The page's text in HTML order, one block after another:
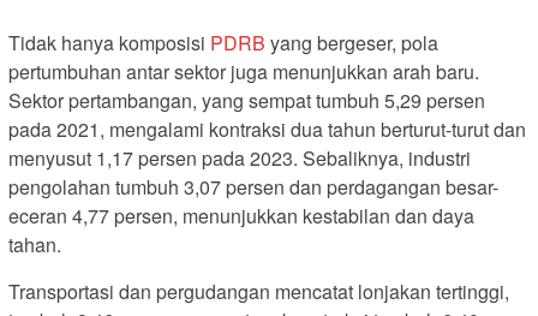
Tidak hanya komposisi PDRB yang bergeser, pola
pertumbuhan antar sektor juga menunjukkan arah baru.
Sektor pertambangan, yang sempat tumbuh 5,29 persen
pada 2021, mengalami kontraksi dua tahun berturut-turut dan
menyusut 1,17 persen pada 2023. Sebaliknya, industri
pengolahan tumbuh 3,07 persen dan perdagangan besar-
eceran 4,77 persen, menunjukkan kestabilan dan daya
tahan.
Transportasi dan pergudangan mencatat lonjakan tertinggi,